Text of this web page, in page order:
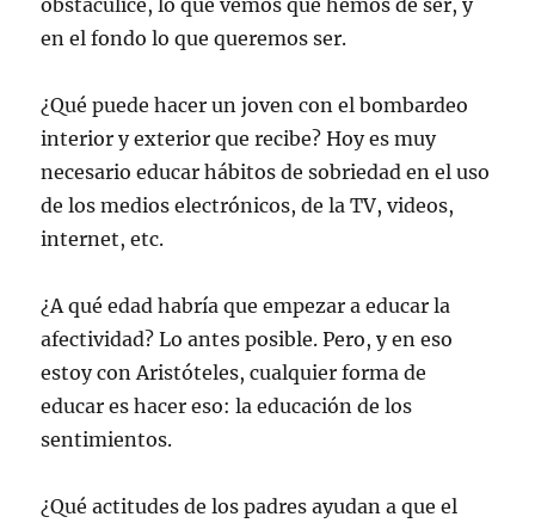
obstaculice, lo que vemos que hemos de ser, y
en el fondo lo que queremos ser.
¿Qué puede hacer un joven con el bombardeo
interior y exterior que recibe? Hoy es muy
necesario educar hábitos de sobriedad en el uso
de los medios electrónicos, de la TV, videos,
internet, etc.
¿A qué edad habría que empezar a educar la
afectividad? Lo antes posible. Pero, y en eso
estoy con Aristóteles, cualquier forma de
educar es hacer eso: la educación de los
sentimientos.
¿Qué actitudes de los padres ayudan a que el